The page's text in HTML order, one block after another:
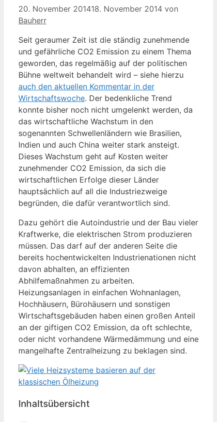
20. November 201418. November 2014 von
Bauherr
Seit geraumer Zeit ist die ständig zunehmende
und gefährliche CO2 Emission zu einem Thema
geworden, das regelmäßig auf der politischen
Bühne weltweit behandelt wird – siehe hierzu
auch den aktuellen Kommentar in der
Wirtschaftswoche. Der bedenkliche Trend
konnte bisher noch nicht umgelenkt werden, da
das wirtschaftliche Wachstum in den
sogenannten Schwellenländern wie Brasilien,
Indien und auch China weiter stark ansteigt.
Dieses Wachstum geht auf Kosten weiter
zunehmender CO2 Emission, da sich die
wirtschaftlichen Erfolge dieser Länder
hauptsächlich auf all die Industriezweige
begründen, die dafür verantwortlich sind.
Dazu gehört die Autoindustrie und der Bau vieler
Kraftwerke, die elektrischen Strom produzieren
müssen. Das darf auf der anderen Seite die
bereits hochentwickelten Industrienationen nicht
davon abhalten, an effizienten
Abhilfemaßnahmen zu arbeiten.
Heizungsanlagen in einfachen Wohnanlagen,
Hochhäusern, Bürohäusern und sonstigen
Wirtschaftsgebäuden haben einen großen Anteil
an der giftigen CO2 Emission, da oft schlechte,
oder nicht vorhandene Wärmedämmung und eine
mangelhafte Zentralheizung zu beklagen sind.
Inhaltsübersicht